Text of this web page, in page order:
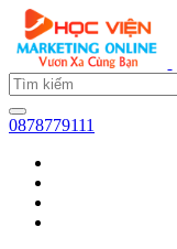
0878779111